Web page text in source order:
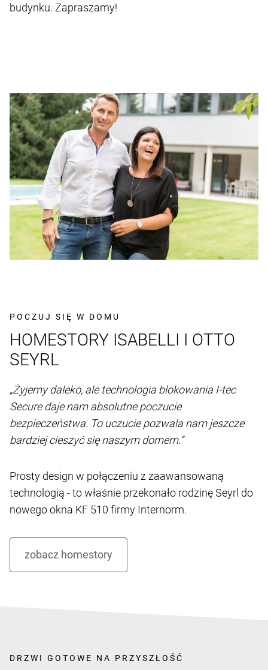
budynku. Zapraszamy!
POCZUJ SIĘ W DOMU
HOMESTORY ISABELLI I OTTO
SEYRL
„Żyjemy daleko, ale technologia blokowania I-tec
Secure daje nam absolutne poczucie
bezpieczeństwa. To uczucie pozwala nam jeszcze
bardziej cieszyć się naszym domem.“
Prosty design w połączeniu z zaawansowaną
technologią - to właśnie przekonało rodzinę Seyrl do
nowego okna KF 510 firmy Internorm.
DRZWI GOTOWE NA PRZYSZŁOŚĆ